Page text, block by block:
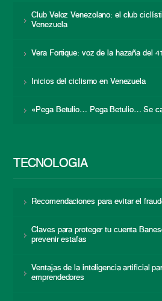
Club Veloz Venezolano: el club
Venezuela
Vera Fortique: voz de la hazaña del 41
Inicios del ciclismo en Venezuela
«Pega Betulio… Pega Betulio… Se
TECNOLOGÍA
Recomendaciones para evitar el
Claves para proteger tu cuenta
prevenir estafas
Ventajas de la inteligencia artificial
emprendedores